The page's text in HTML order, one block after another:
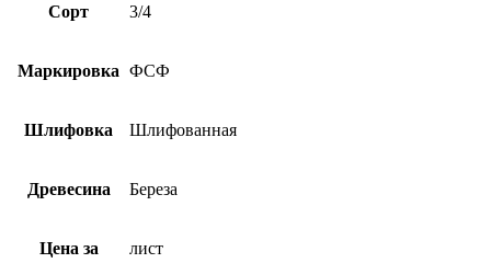
Сорт 3/4
Маркировка ФСФ
Шлифовка Шлифованная
Древесина Береза
Цена за лист